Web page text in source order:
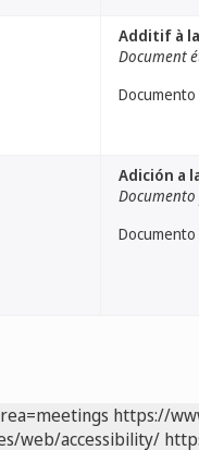
Additif à
Document
Adición a
https://
web/accessibility/